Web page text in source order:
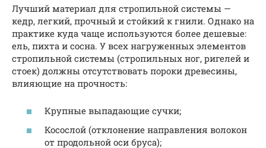
Лучший материал для стропильной системы —
кедр, легкий, прочный и стойкий к гнили. Однако на
практике куда чаще используются более дешевые:
ель, пихта и сосна. У всех нагруженных элементов
стропильной системы (стропильных ног, ригелей и
стоек) должны отсутствовать пороки древесины,
влияющие на прочность:
Крупные выпадающие сучки;
Косослой (отклонение направления волокон
от продольной оси бруса);